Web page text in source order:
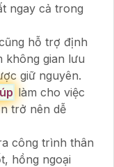
ngay cả trong
hỗ trợ định
không gian lưu
giữ nguyên.
làm cho việc
trở nên dễ
công trình thân
hồng ngoại